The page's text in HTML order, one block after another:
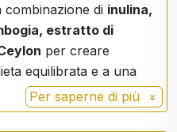
combinazione di inulina,
estratto di
per creare
equilibrata e a una
Per saperne di più